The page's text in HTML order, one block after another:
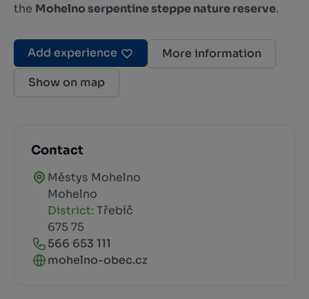
the Mohelno serpentine steppe nature reserve.
Add experience
More information
Show on map
Contact
Městys Mohelno
Mohelno
District: Třebíč
675 75
566 653 111
mohelno-obec.cz